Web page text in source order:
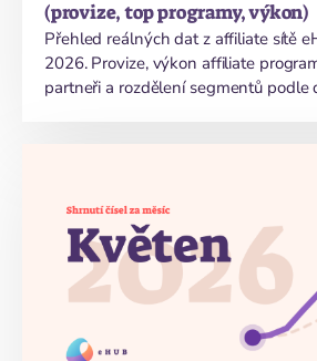
(provize, top programy, výkon)
Přehled reálných dat z affiliate sítě
2026. Provize, výkon affiliate
partneři a rozdělení segmentů podle